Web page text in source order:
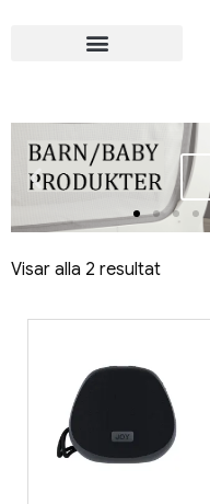
Visar alla 2 resultat